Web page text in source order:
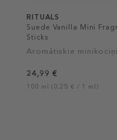
RITUALS
Suede Vanilla Mini
Sticks
Aromātiskie minikociņi
24,99 €
100 ml (0,25 € / 1 ml)